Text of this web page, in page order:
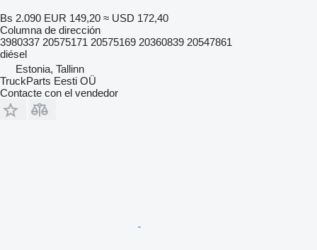
Bs 2.090 EUR 149,20 ≈ USD 172,40
Columna de dirección
3980337 20575171 20575169 20360839 20547861
diésel
Estonia, Tallinn
TruckParts Eesti OÜ
Contacte con el vendedor